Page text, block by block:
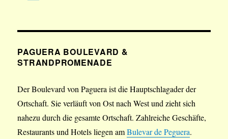
PAGUERA BOULEVARD &
STRANDPROMENADE
Der Boulevard von Paguera ist die Hauptschlagader der
Ortschaft. Sie verläuft von Ost nach West und zieht sich
nahezu durch die gesamte Ortschaft. Zahlreiche Geschäfte,
Restaurants und Hotels liegen amBulevar de Peguera.